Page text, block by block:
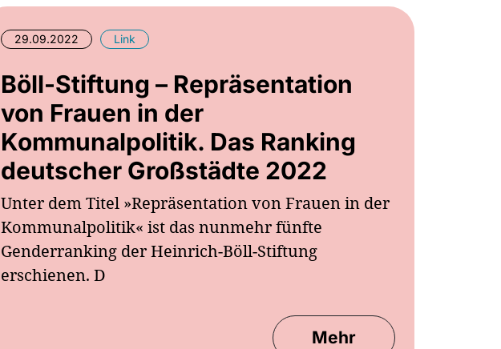
29.09.2022 Link
Böll-Stiftung – Repräsentation
von Frauen in der
Kommunalpolitik. Das Ranking
deutscher Großstädte 2022
Unter dem Titel »Repräsentation von Frauen in der
Kommunalpolitik« ist das nunmehr fünfte
Genderranking der Heinrich-Böll-Stiftung
erschienen. D
Mehr